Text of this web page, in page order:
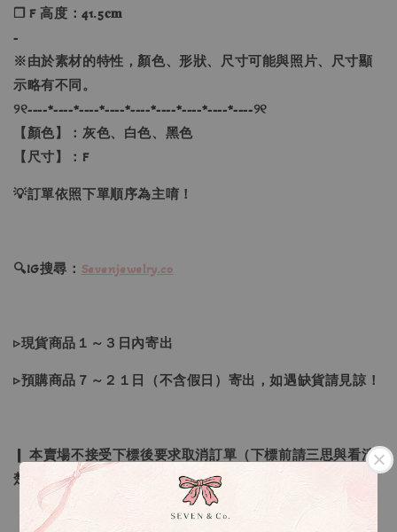
❐ F 高度：41.5𝐜𝐦
-
※由於素材的特性，顏色、形狀、尺寸可能與照片、尺寸顯
示略有不同。
୨୧----*----*----*----*----*----*----*----*----୨୧
【顏色】：灰色、白色、黑色
【尺寸】：F
💡訂單依照下單順序為主唷！
🔍IG搜尋： Sevenjewelry.co
▹現貨商品１～３日內寄出
▹預購商品７～２１日（不含假日）寄出，如遇缺貨請見諒！
❙ 本賣場不接受下標後要求取消訂單（下標前請三思與看清
楚）❙